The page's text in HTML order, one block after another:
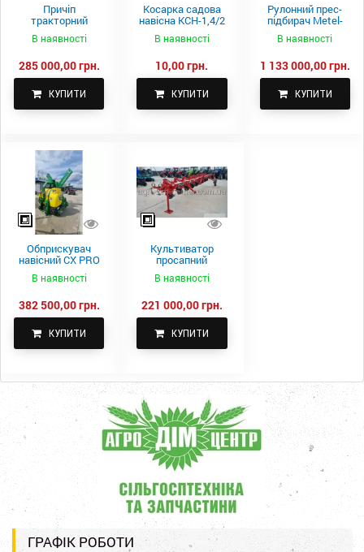
Причіп
тракторний
самоскидний
Spike 2 ПТС-4
В наявності
285 000,00 грн.
КУПИТИ
Косарка садова
навісна КСН-1,4/2
В наявності
10,00 грн.
КУПИТИ
Рулонний прес-
підбирач Metel-
Fach Z 587
В наявності
1 133 000,00 грн.
КУПИТИ
Обприскувач
навісний CX PRO
В наявності
382 500,00 грн.
КУПИТИ
Культиватор
просапний
КПН-5,6-05
В наявності
221 000,00 грн.
КУПИТИ
ГРАФІК РОБОТИ